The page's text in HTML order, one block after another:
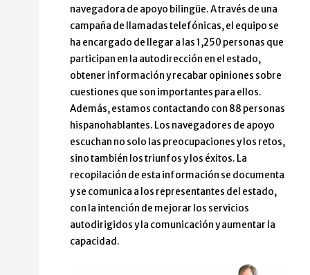
navegadora de apoyo bilingüe. A través de una
campaña de llamadas telefónicas, el equipo se
ha encargado de llegar a las 1,250 personas que
participan en la autodirección en el estado,
obtener información y recabar opiniones sobre
cuestiones que son importantes para ellos.
Además, estamos contactando con 88 personas
hispanohablantes. Los navegadores de apoyo
escuchan no solo las preocupaciones y los retos,
sino también los triunfos y los éxitos. La
recopilación de esta información se documenta
y se comunica a los representantes del estado,
con la intención de mejorar los servicios
autodirigidos y la comunicación y aumentar la
capacidad.